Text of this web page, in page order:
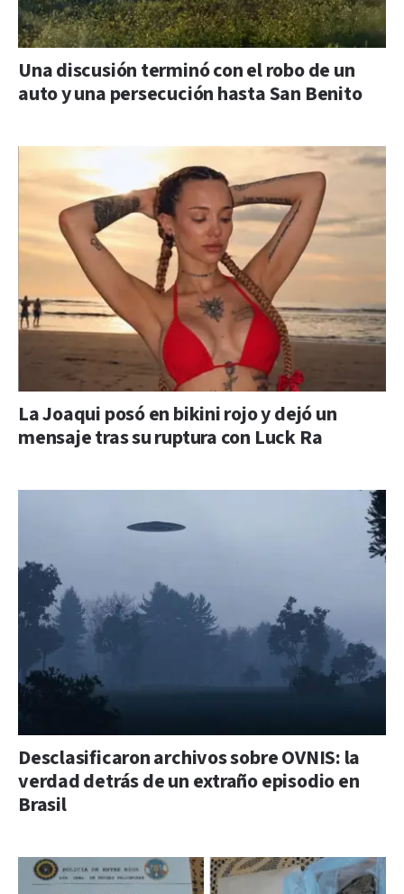
Una discusión terminó con el robo de un
auto y una persecución hasta San Benito
La Joaqui posó en bikini rojo y dejó un
mensaje tras su ruptura con Luck Ra
Desclasificaron archivos sobre OVNIS: la
verdad detrás de un extraño episodio en
Brasil